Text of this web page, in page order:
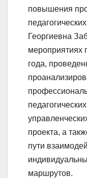
повышения
Георгиевна
мероприятиях
года,
проекта, а
пути
маршрутов.